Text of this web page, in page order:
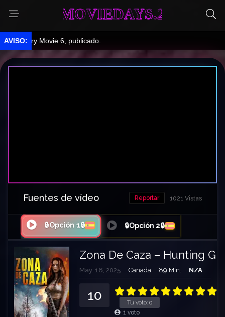
MOVIEDAYS.2
Movie 6, publicado.
Fuentes de vídeo 1021 Vistas
Reportar
🔒Opción 1🔒 🔒Opción 2🔒
Zona De Caza – Hunting
May. 16, 2025 Canada 89 Min. N/A
Tu voto: 0
10
1 voto